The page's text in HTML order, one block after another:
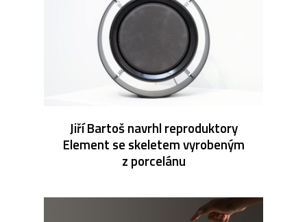
Jiří Bartoš navrhl reproduktory
Element se skeletem vyrobeným
z porcelánu